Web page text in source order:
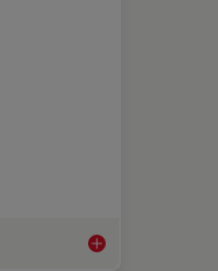
视频教程： 如何更换